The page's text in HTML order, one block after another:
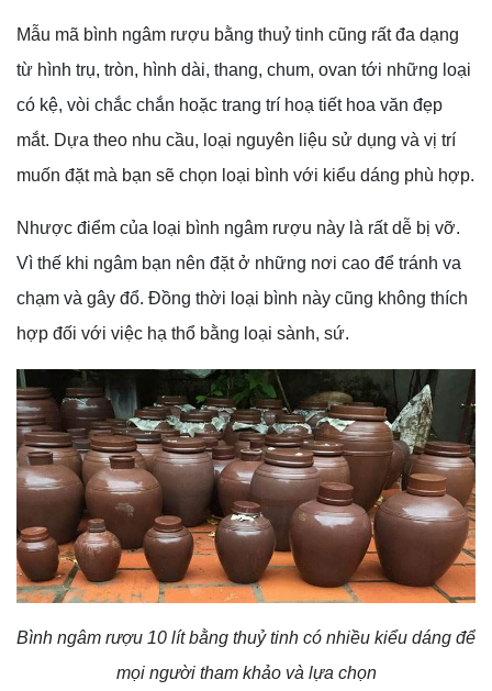
Mẫu mã bình ngâm rượu bằng thuỷ tinh cũng rất đa dạng
từ hình trụ, tròn, hình dài, thang, chum, ovan tới những loại
có kệ, vòi chắc chắn hoặc trang trí hoạ tiết hoa văn đẹp
mắt. Dựa theo nhu cầu, loại nguyên liệu sử dụng và vị trí
muốn đặt mà bạn sẽ chọn loại bình với kiểu dáng phù hợp.
Nhược điểm của loại bình ngâm rượu này là rất dễ bị vỡ.
Vì thế khi ngâm bạn nên đặt ở những nơi cao để tránh va
chạm và gây đổ. Đồng thời loại bình này cũng không thích
hợp đối với việc hạ thổ bằng loại sành, sứ.
Bình ngâm rượu 10 lít bằng thuỷ tinh có nhiều kiểu dáng để
mọi người tham khảo và lựa chọn